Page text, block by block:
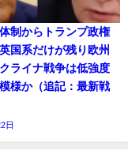
制からトランプ政権
国系だけが残り欧州
ライナ戦争は低強度
様か（追記：最新戦
日